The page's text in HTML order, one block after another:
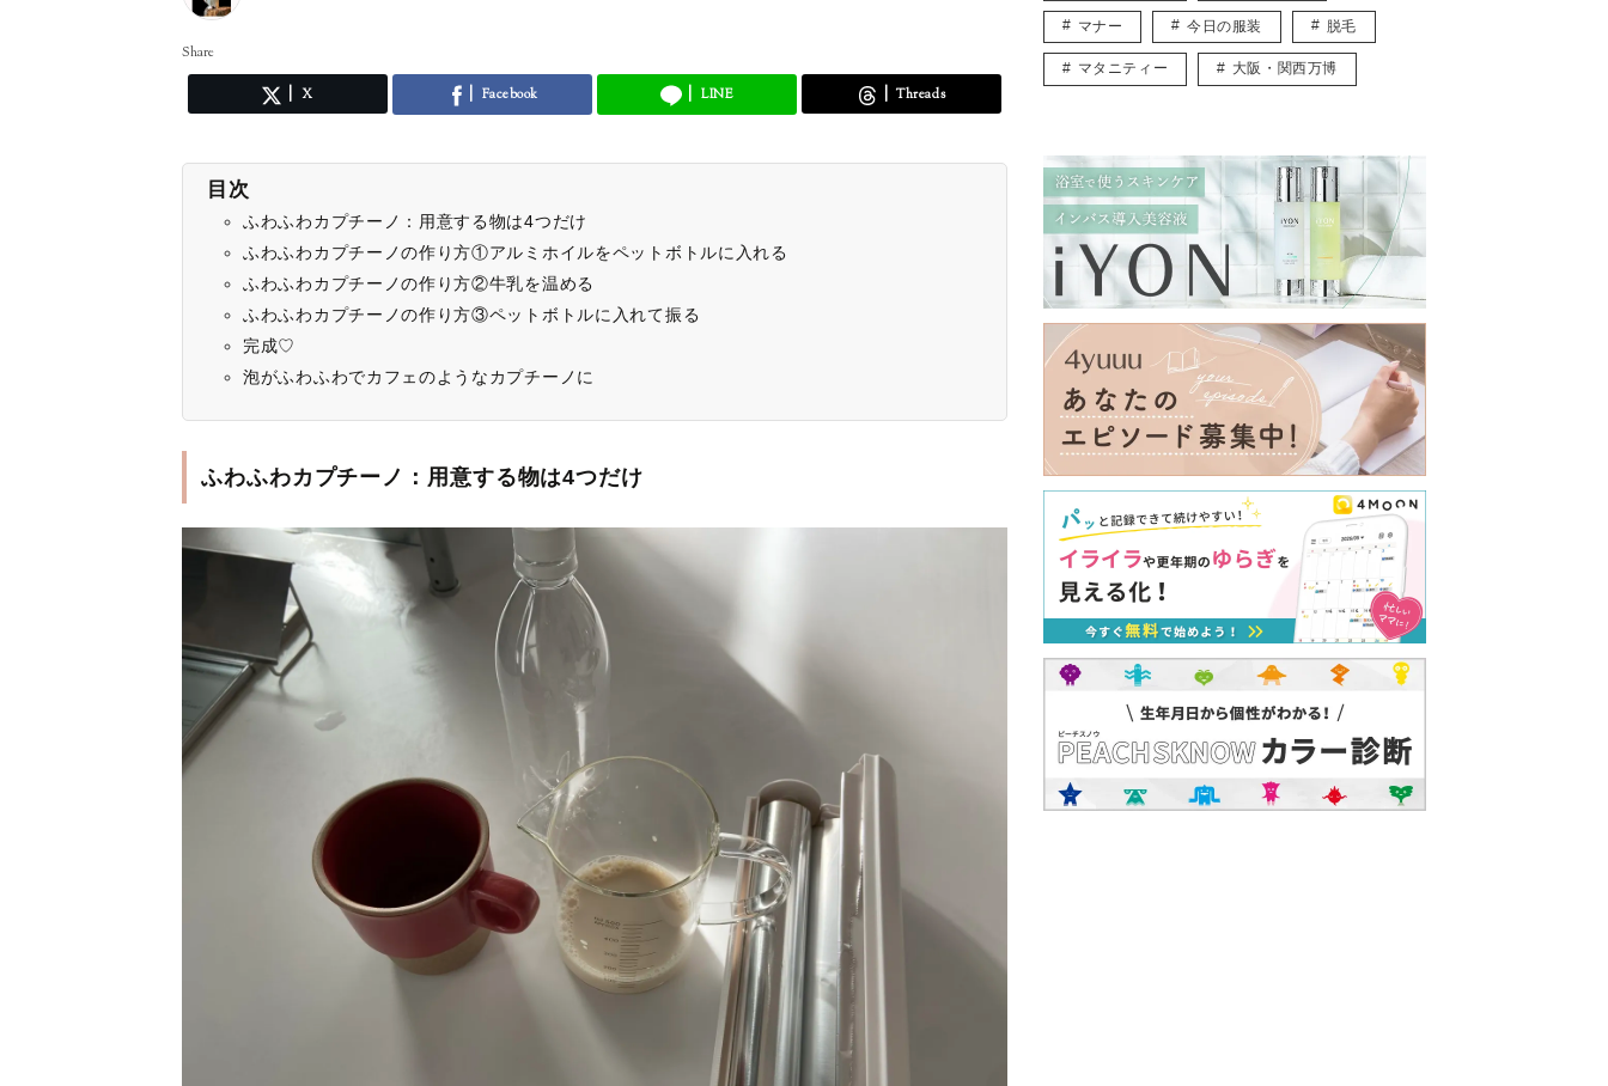
Share
X Facebook LINE Threads
目次
ふわふわカプチーノ：用意する物は4つだけ
ふわふわカプチーノの作り方①アルミホイルをペットボトルに入れる
ふわふわカプチーノの作り方②牛乳を温める
ふわふわカプチーノの作り方③ペットボトルに入れて振る
完成♡
泡がふわふわでカフェのようなカプチーノに
ふわふわカプチーノ：用意する物は4つだけ
マナー 今日の服装 脱毛
マタニティー 大阪・関西万博